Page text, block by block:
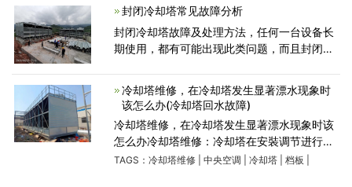
电机外壳有烫手现象，如果冷却塔电机发生以
上这种问题，那么请立
封闭冷却塔常见故障分析
封闭冷却塔故障及处理方法，任何一台设备长
期使用，都有可能出现此类问题，而且封闭冷
些小的问题，前面跟大家介绍了几个常见问
题，广东康明节能空调今
冷却塔维修，在冷却塔发生显著漂水现象时
该怎么办(冷却塔回水故障)
冷却塔维修，在冷却塔发生显著漂水现象时该
怎么办冷却塔维修：冷却塔在安裝调节进行以
后，在之后的运作全过程中，我们要对冷却塔
TAGS： 冷却塔维修| 中央空调 冷却塔| 档板